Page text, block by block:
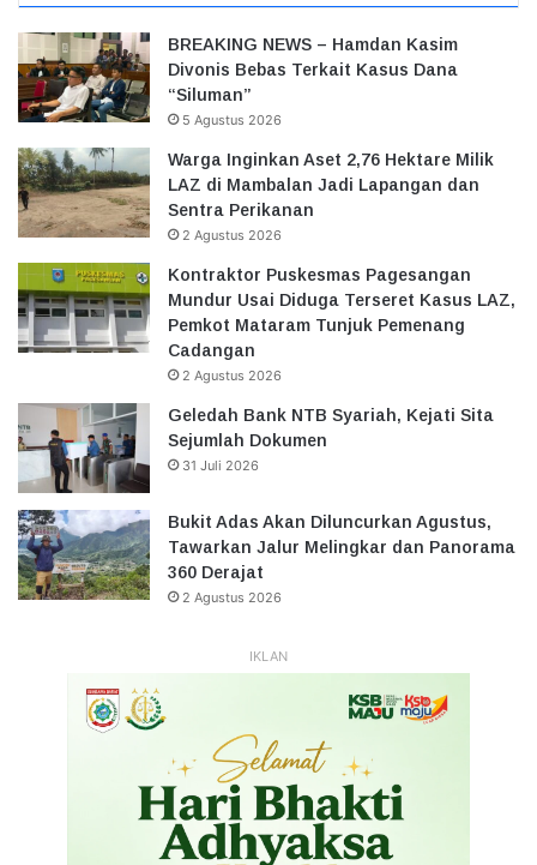
BREAKING NEWS – Hamdan Kasim
Divonis Bebas Terkait Kasus Dana
“Siluman”
5 Agustus 2026
Warga Inginkan Aset 2,76 Hektare Milik
LAZ di Mambalan Jadi Lapangan dan
Sentra Perikanan
2 Agustus 2026
Kontraktor Puskesmas Pagesangan
Mundur Usai Diduga Terseret Kasus LAZ,
Pemkot Mataram Tunjuk Pemenang
Cadangan
2 Agustus 2026
Geledah Bank NTB Syariah, Kejati Sita
Sejumlah Dokumen
31 Juli 2026
Bukit Adas Akan Diluncurkan Agustus,
Tawarkan Jalur Melingkar dan Panorama
360 Derajat
2 Agustus 2026
IKLAN